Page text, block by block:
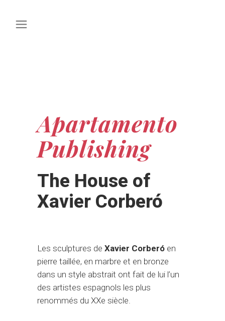
Apartamento
Publishing
The House of
Xavier Corberó
Les sculptures de Xavier Corberó en
pierre taillée, en marbre et en bronze
dans un style abstrait ont fait de lui l’un
des artistes espagnols les plus
renommés du XXe siècle.